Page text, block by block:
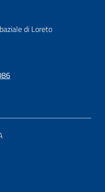
di Loreto